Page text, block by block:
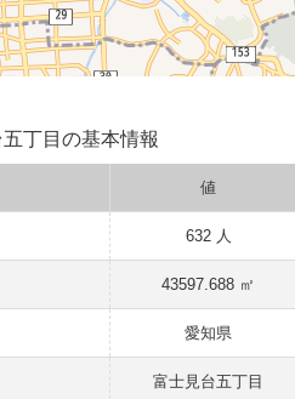
丁目の基本情報
値
632 人
43597.688 ㎡
愛知県
富士見台五丁目